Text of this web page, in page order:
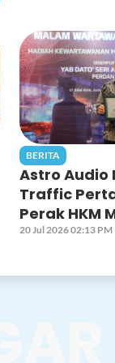
BERITA
Astro Audio
Traffic
Perak HKM
2025, Bukti
Radio
20 Jul 2026 02:13 PM